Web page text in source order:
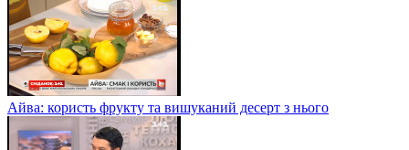
Айва: користь фрукту та вишуканий десерт з нього